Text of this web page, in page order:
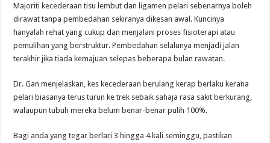
Majoriti kecederaan tisu lembut dan ligamen pelari sebenarnya boleh
dirawat tanpa pembedahan sekiranya dikesan awal. Kuncinya
hanyalah rehat yang cukup dan menjalani proses fisioterapi atau
pemulihan yang berstruktur. Pembedahan selalunya menjadi jalan
terakhir jika tiada kemajuan selepas beberapa bulan rawatan.
Dr. Gan menjelaskan, kes kecederaan berulang kerap berlaku kerana
pelari biasanya terus turun ke trek sebaik sahaja rasa sakit berkurang,
walaupun tubuh mereka belum benar-benar pulih 100%.
Bagi anda yang tegar berlari 3 hingga 4 kali seminggu, pastikan